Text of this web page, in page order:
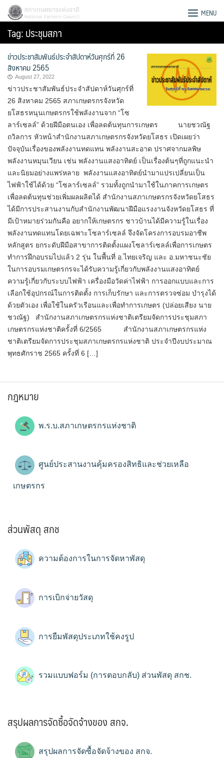
Skip
content
Search
for:
สภาเกษตรกรแห่งชาติ MENU
Tag:ประชุมสภา
ข่าวประชาสัมพันธ์ประจำสัปดาห์วันศุกร์ที่ 26
สิงหาคม 2565
August 27, 2022
ข่าวประชาสัมพันธ์ประจำสัปดาห์วันศุกร์ที่
26 สิงหาคม 2565 สภาเกษตรกรจังหวัด
ยโสธรหนุนเกษตรกรใช้พลังงานจาก “โซ
ลาร์เซลล์” ด้วยฝีมือตนเอง เพื่อลดต้นทุนการเกษตร นายชวณัฐ
ถวิลการ หัวหน้าสำนักงานสภาเกษตรกรจังหวัดยโสธร เปิดเผยว่า
ปัจจุบันเรื่องของพลังงานทดแทน พลังงานสะอาด ปราศจากมลพิษ
พลังงานหมุนเวียน เช่น พลังงานแสงอาทิตย์ เป็นเรื่องต้นๆที่ถูกแนะนำ
และนิยมอย่างแพร่หลาย พลังงานแสงอาทิตย์นำมาแปรเปลี่ยนเป็น
ไฟฟ้าใช้ได้ด้วย “โซลาร์เซลล์” รวมทั้งถูกนำมาใช้ในภาคการเกษตร
เพื่อลดต้นทุนช่วยเพิ่มผลผลิตได้ สำนักงานสภาเกษตรกรจังหวัดยโสธร
ได้มีการประสานงานกับสำนักงานพัฒนาฝีมือแรงงานจังหวัดยโสธร ที่
มีเป้าหมายร่วมกันคือ อยากให้เกษตรกร ชาวบ้านได้มีความรู้ในเรื่อง
พลังงานทดแทนโดยเฉพาะโซลาร์เซลล์ จึงจัดโครงการอบรมอาชีพ
หลักสูตร ยกระดับฝีมือสาขาการติดตั้งแผงโซลาร์เซลล์เพื่อการเกษตร
ทำการฝึกอบรมไปแล้ว 2 รุ่น ในพื้นที่ อ.ไทยเจริญ และ อ.มหาชนะชัย
ในการอบรมเกษตรกรจะได้รับความรู้เกี่ยวกับพลังงานแสงอาทิตย์
ความรู้เกี่ยวกับระบบไฟฟ้า เครื่องมือวัดค่าไฟฟ้า การออกแบบและการ
เลือกใช้อุปกรณ์ในการติดตั้ง การเก็บรักษา และการตรวจซ่อม บำรุงได้
ด้วยตัวเอง เพื่อใช้ในครัวเรือนและเพื่อทำการเกษตร (ปล่อยเสียง นาย
ชวณัฐ) สำนักงานสภาเกษตรกรแห่งชาติเตรียมจัดการประชุมสภา
เกษตรกรแห่งชาติครั้งที่ 6/2565 สำนักงานสภาเกษตรกรแห่ง
ชาติเตรียมจัดการประชุมสภาเกษตรกรแห่งชาติ ประจำปีงบประมาณ
พุทธศักราช 2565 ครั้งที่ 6 […]
กฎหมาย
พ.ร.บ.สภาเกษตรกรแห่งชาติ
ศูนย์ประสานงานคุ้มครองสิทธิและช่วยเหลือ
เกษตรกร
ส่วนพัสดุ สกช
ความต้องการในการจัดหาพัสดุ
การเบิกจ่ายวัสดุ
การยืมพัสดุประเภทใช้คงรูป
รวมแบบฟอร์ม (การตอบกลับ) ส่วนพัสดุ สกช.
สรุปผลการจัดซื้อจัดจ้างของ สกจ.
สรุปผลการจัดซื้อจัดจ้างของ สกจ.